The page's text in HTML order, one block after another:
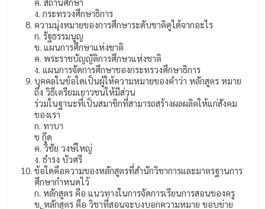
ง. กระทรวงศึกษาธิการ
ความมุ่งหมายของการศึกษาระดับชาติดูได้จากอะไร
ก. รัฐธรรมนูญ
ข. แผนการศึกษาแห่งชาติ
ค. พระราชบัญญัติการศึกษาแห่งชาติ
ง. แผนการจัดการศึกษาของกระทรวงศึกษาธิการ
บุคคลในข้อใดเป็นผู้ให้ความหมายของคำว่า หลักสูตร หมาย
ถึง วิธีเตรียมเยาวชนให้มีส่วน
ร่วมในฐานะที่เป็นสมาชิกที่สามารถสร้างผลผลิตให้แก่สังคม
ของเรา
ก. ทาบา
ข กู๊ด
ค. วิชัย วงษ์ใหญ่
ง. ธำรง บัวศรี
ข้อใดคือความของหลักสูตรที่สำนักวิชาการและมาตรฐานการ
ศึกษากำหนดไว้
ก. หลักสูตร คือ แนวทางในการจัดการเรียนการสอนของครู
ข. หลักสูตร คือ วิชาที่สอนจะบงบอกความหมาย ขอบข่าย